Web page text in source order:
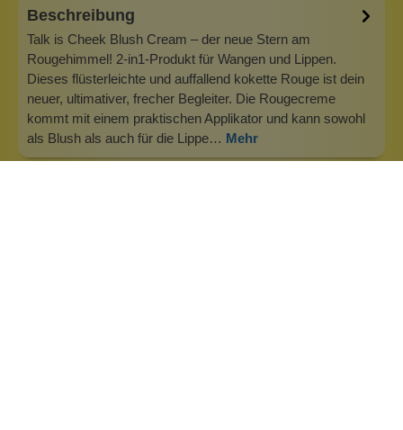
Beschreibung
Talk is Cheek Blush Cream – der neue Stern am
Rougehimmel! 2-in1-Produkt für Wangen und Lippen.
Dieses flüsterleichte und auffallend kokette Rouge ist dein
neuer, ultimativer, frecher Begleiter. Die Rougecreme
kommt mit einem praktischen Applikator und kann sowohl
als Blush als auch für die Lippe… Mehr